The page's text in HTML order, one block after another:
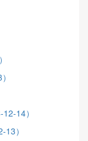
14）
）